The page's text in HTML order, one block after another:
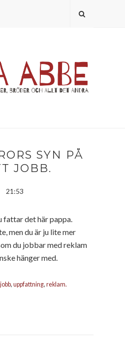
SYN PÅ
JOBB.
21:53
fattar det här pappa.
men du är ju lite mer
du jobbar med reklam
hänger med.
jobb, uppfattning, reklam.